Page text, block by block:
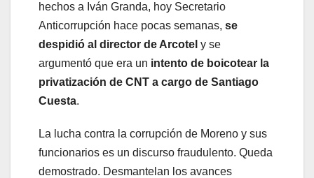
hechos a Iván Granda, hoy Secretario
Anticorrupción hace pocas semanas, se
despidió al director de Arcotel y se
argumentó que era un intento de boicotear la
privatización de CNT a cargo de Santiago
Cuesta.
La lucha contra la corrupción de Moreno y sus
funcionarios es un discurso fraudulento. Queda
demostrado. Desmantelan los avances